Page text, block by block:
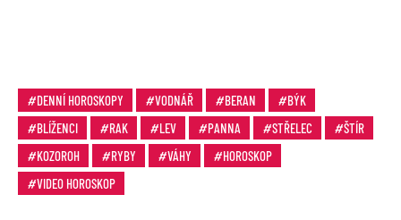
DENNÍ HOROSKOPY VODNÁŘ BERAN
BÝK
BLÍŽENCI
RAK LEV PANNA STŘELEC
ŠTÍR
KOZOROH
RYBY VÁHY
HOROSKOP
VIDEO HOROSKOP